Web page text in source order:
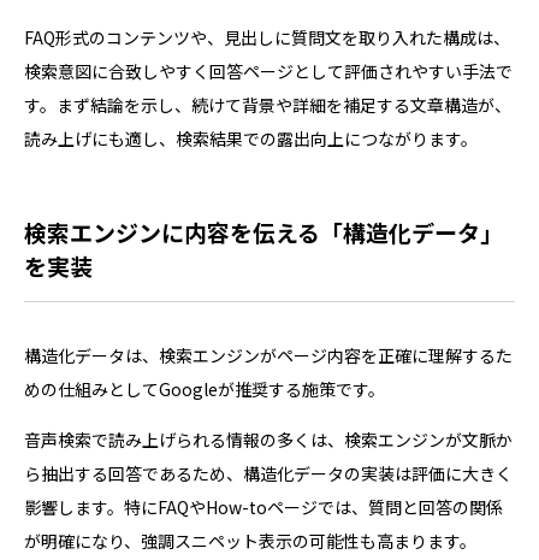
FAQ形式のコンテンツや、見出しに質問文を取り入れた構成は、
検索意図に合致しやすく回答ページとして評価されやすい手法で
す。まず結論を示し、続けて背景や詳細を補足する文章構造が、
読み上げにも適し、検索結果での露出向上につながります。
検索エンジンに内容を伝える「構造化データ」
を実装
構造化データは、検索エンジンがページ内容を正確に理解するた
めの仕組みとしてGoogleが推奨する施策です。
音声検索で読み上げられる情報の多くは、検索エンジンが文脈か
ら抽出する回答であるため、構造化データの実装は評価に大きく
影響します。特にFAQやHow-toページでは、質問と回答の関係
が明確になり、強調スニペット表示の可能性も高まります。